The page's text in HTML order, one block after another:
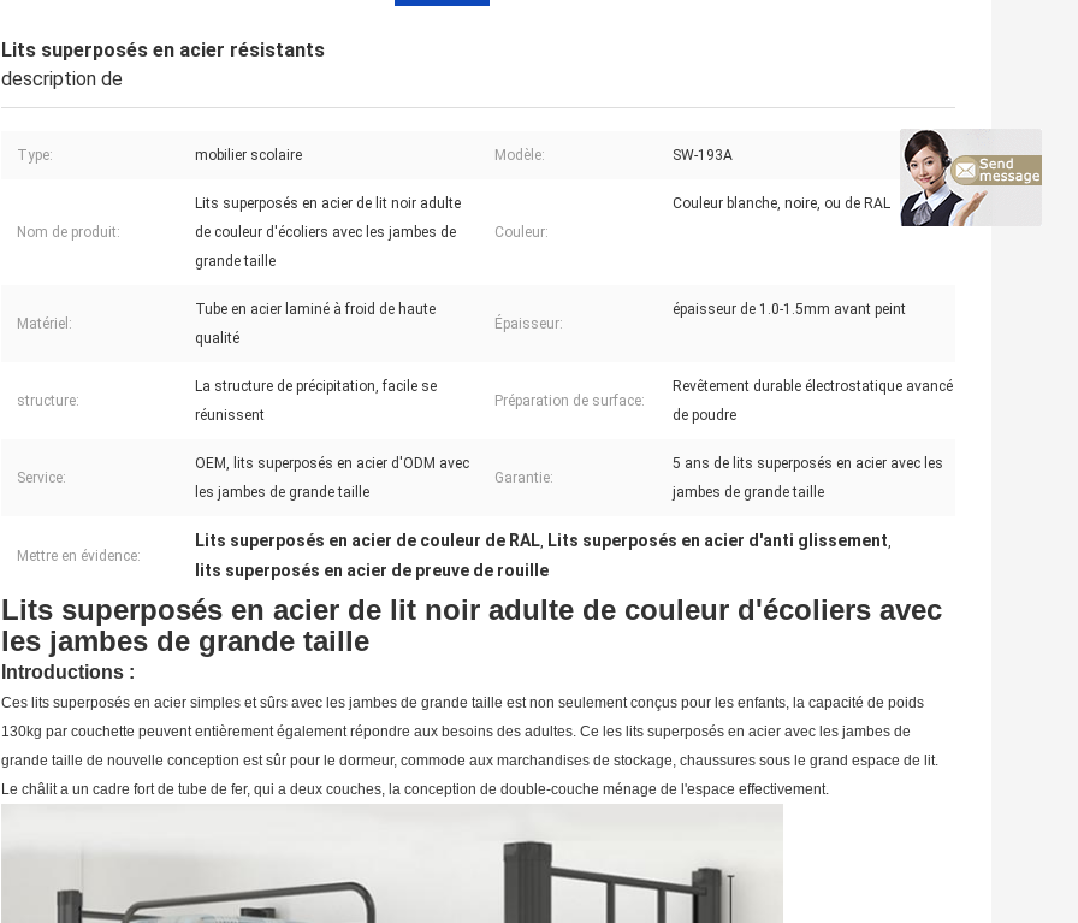
Lits superposés en acier résistants
description de
Type: mobilier scolaire Modèle: SW-193A
Nom de produit:
Lits superposés en acier de lit noir adulte
de couleur d'écoliers avec les jambes de
grande taille
Couleur:
Couleur blanche, noire, ou de RAL
Matériel:
Tube en acier laminé à froid de haute
qualité
Épaisseur:
épaisseur de 1.0-1.5mm avant peint
structure:
La structure de précipitation, facile se
réunissent
Préparation de surface:
Revêtement durable électrostatique avancé
de poudre
Service:
OEM, lits superposés en acier d'ODM avec
les jambes de grande taille
Garantie:
5 ans de lits superposés en acier avec les
jambes de grande taille
Mettre en évidence:
Lits superposés en acier de couleur de RAL, Lits superposés en acier d'anti glissement,
lits superposés en acier de preuve de rouille
Lits superposés en acier de lit noir adulte de couleur d'écoliers avec
les jambes de grande taille
Introductions :
Ces lits superposés en acier simples et sûrs avec les jambes de grande taille est non seulement conçus pour les enfants, la capacité de poids
130kg par couchette peuvent entièrement également répondre aux besoins des adultes. Ce les lits superposés en acier avec les jambes de
grande taille de nouvelle conception est sûr pour le dormeur, commode aux marchandises de stockage, chaussures sous le grand espace de lit.
Le châlit a un cadre fort de tube de fer, qui a deux couches, la conception de double-couche ménage de l'espace effectivement.